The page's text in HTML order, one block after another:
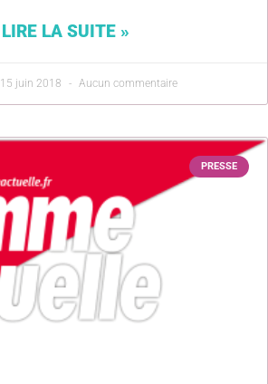
LIRE LA SUITE »
15 juin 2018 Aucun commentaire
PRESSE